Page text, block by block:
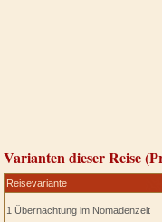
Varianten dieser Reise
Reisevariante
1 Übernachtung im Nomadenzelt